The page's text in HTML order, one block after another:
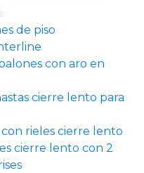
de piso
con aro en
cierre lento para
rieles cierre lento
cierre lento con 2